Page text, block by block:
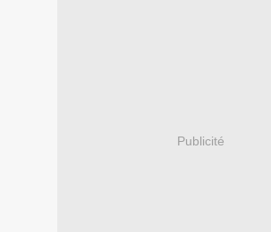
Publicité